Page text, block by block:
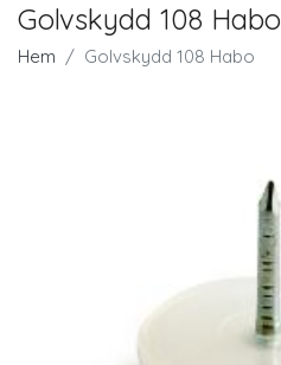
Golvskydd 108 Habo
Hem Golvskydd 108 Habo